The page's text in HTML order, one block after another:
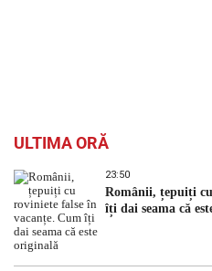
ULTIMA ORĂ
23:50
Românii, țepuiți
îți dai seama că